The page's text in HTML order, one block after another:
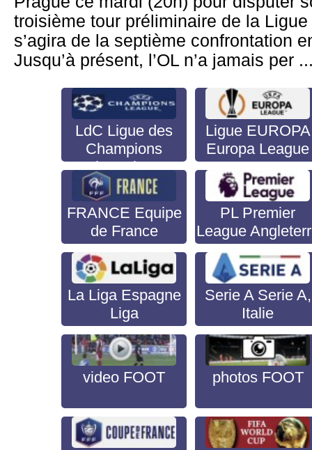
troisième tour préliminaire de la
s’agira de la septième confrontation
Jusqu’à présent, l’OL n’a jamais per
LdC Ligue des
Champions
Champion's
League
Ligue EUROPA
Europa League
FRANCE Equipe
de France
PL Premier
League
La Liga Espagne
Liga
Serie A Serie A,
Italie
video FOOT photos FOOT